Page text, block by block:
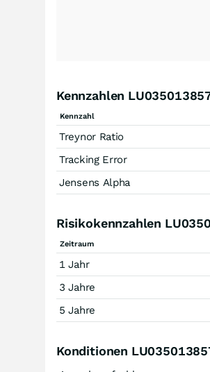
Kennzahlen
Kennzahl
Treynor Ratio
Tracking Error
Jensens Alpha
Risikokennzahlen
Zeitraum
1 Jahr
3 Jahre
5 Jahre
Konditionen